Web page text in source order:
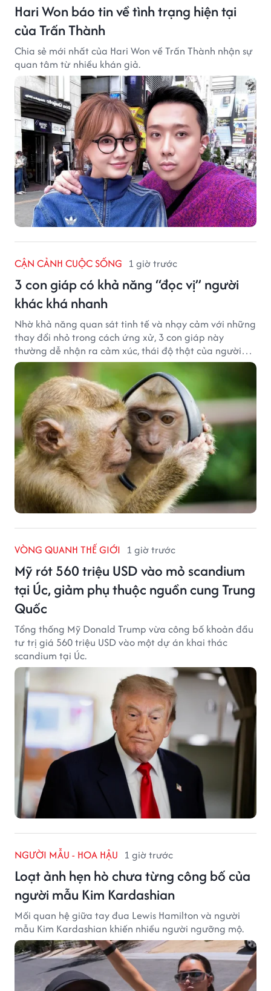
Hari Won báo tin về tình trạng hiện tại
của Trấn Thành
Chia sẻ mới nhất của Hari Won về Trấn Thành nhận sự
quan tâm từ nhiều khán giả.
CẬN CẢNH CUỘC SỐNG 1 giờ trước
3 con giáp có khả năng “đọc vị” người
khác khá nhanh
Nhờ khả năng quan sát tinh tế và nhạy cảm với những
thay đổi nhỏ trong cách ứng xử, 3 con giáp này
thường dễ nhận ra cảm xúc, thái độ thật của người
đối diện.
VÒNG QUANH THẾ GIỚI 1 giờ trước
Mỹ rót 560 triệu USD vào mỏ scandium
tại Úc, giảm phụ thuộc nguồn cung Trung
Quốc
Tổng thống Mỹ Donald Trump vừa công bố khoản đầu
tư trị giá 560 triệu USD vào một dự án khai thác
scandium tại Úc.
NGƯỜI MẪU - HOA HẬU 1 giờ trước
Loạt ảnh hẹn hò chưa từng công bố của
người mẫu Kim Kardashian
Mối quan hệ giữa tay đua Lewis Hamilton và người
mẫu Kim Kardashian khiến nhiều người ngưỡng mộ.